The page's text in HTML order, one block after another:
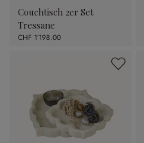
Couchtisch 2er Set
Tressane
CHF 1’198.00